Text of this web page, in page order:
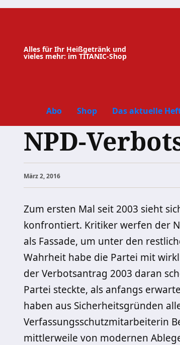
Zum
Alles für Ihr Heißgetränk und
vieles mehr: im TITANIC-Shop
Abo Shop Das aktuelle
NPD-
März 2, 2016
Zum ersten Mal seit 2003 sieht
konfrontiert. Kritiker werfen der
als Fassade, um unter den
Wahrheit habe die Partei mit
der Verbotsantrag 2003 daran
Partei steckte, als anfangs
haben aus Sicherheitsgründen
Verfassungsschutzmitarbeiterin
mittlerweile von modernen